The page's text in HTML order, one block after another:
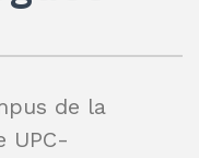
de la
UPC-